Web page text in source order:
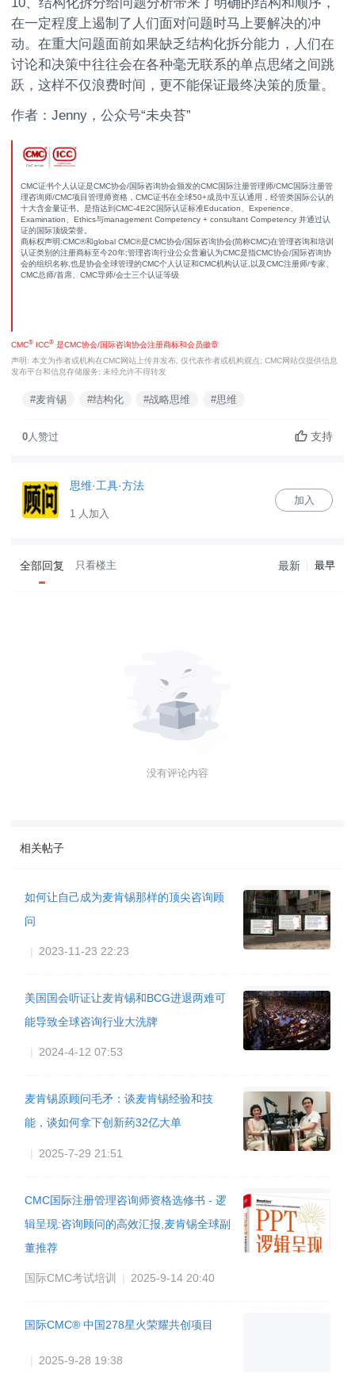
在一定程度上遏制了人们面对问题时马上要解决的冲
动。在重大问题面前如果缺乏结构化拆分能力，人们在
讨论和决策中往往会在各种毫无联系的单点思绪之间跳
跃，这样不仅浪费时间，更不能保证最终决策的质量。
作者：Jenny，公众号“未央苔”
CMC证书个人认证是CMC协会/国际咨询协会颁发的CMC国际注册管理师/CMC国际注册管
理咨询师/CMC项目管理师资格，CMC证书在全球50+成员中互认通用，经管类国际公认的
十大含金量证书。是指达到CMC-4E2C国际认证标准Education、Experience、
Examination、Ethics与management Competency + consultant Competency 并通过认
证的国际顶级荣誉。
商标权声明:CMC®和global CMC®是CMC协会/国际咨询协会(简称CMC)在管理咨询和培训
认证类别的注册商标至今20年;管理咨询行业公众普遍认为CMC是指CMC协会/国际咨询协
会的组织名称,也是协会全球管理的CMC个人认证和CMC机构认证,以及CMC注册师/专家、
CMC总师/首席、CMC导师/会士三个认证等级
CMC® ICC® 是CMC协会/国际咨询协会注册商标和会员徽章
声明: 本文为作者或机构在CMC网站上传并发布, 仅代表作者或机构观点; CMC网站仅提供信息
发布平台和信息存储服务; 未经允许不得转发
#麦肯锡 #结构化 #战略思维 #思维
0 人赞过 支持
思维·工具·方法
1 人加入
加入
全部回复 只看楼主 最新 最早
没有评论内容
相关帖子
如何让自己成为麦肯锡那样的顶尖咨询顾
问
| 2023-11-23 22:23
美国国会听证让麦肯锡和BCG进退两难可
能导致全球咨询行业大洗牌
| 2024-4-12 07:53
麦肯锡原顾问毛矛：谈麦肯锡经验和技
能，谈如何拿下创新药32亿大单
| 2025-7-29 21:51
CMC国际注册管理咨询师资格选修书 - 逻
辑呈现:咨询顾问的高效汇报,麦肯锡全球副
董推荐
国际CMC考试培训 | 2025-9-14 20:40
国际CMC® 中国278星火荣耀共创项目
| 2025-9-28 19:38